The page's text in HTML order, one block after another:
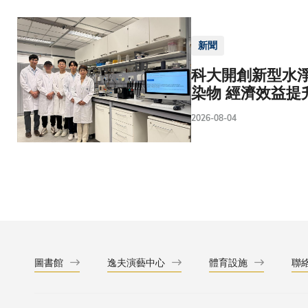
新聞
科大開創新型水
染物 經濟效益提
2026-08-04
圖書館 逸夫演藝中心 體育設施 聯